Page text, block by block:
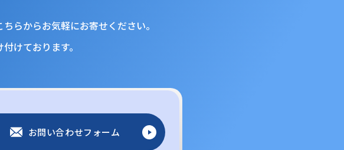
らからお気軽にお寄せください。
けております。
お問い合わせフォーム